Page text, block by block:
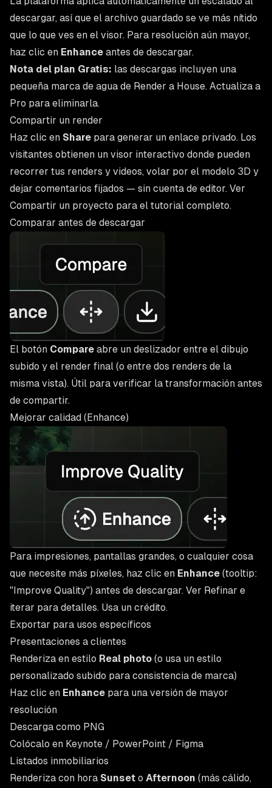
descargar, así que el archivo guardado se ve más nítido
que lo que ves en el visor. Para resolución aún mayor,
haz clic en Enhance antes de descargar.
Nota del plan Gratis: las descargas incluyen una
pequeña marca de agua de Render a House. Actualiza a
Pro para eliminarla.
Compartir un render
Haz clic en Share para generar un enlace privado. Los
visitantes obtienen un visor interactivo donde pueden
recorrer tus renders y videos, volar por el modelo 3D y
dejar comentarios fijados — sin cuenta de editor. Ver
Compartir un proyecto para el tutorial completo.
Comparar antes de descargar
El botón Compare abre un deslizador entre el dibujo
subido y el render final (o entre dos renders de la
misma vista). Útil para verificar la transformación antes
de compartir.
Mejorar calidad (Enhance)
Para impresiones, pantallas grandes, o cualquier cosa
que necesite más píxeles, haz clic en Enhance (tooltip:
"Improve Quality") antes de descargar. Ver Refinar e
iterar para detalles. Usa un crédito.
Exportar para usos específicos
Presentaciones a clientes
Renderiza en estilo Real photo (o usa un estilo
personalizado subido para consistencia de marca)
Haz clic en Enhance para una versión de mayor
resolución
Descarga como PNG
Colócalo en Keynote / PowerPoint / Figma
Listados inmobiliarios
Renderiza con hora Sunset o Afternoon (más cálido,